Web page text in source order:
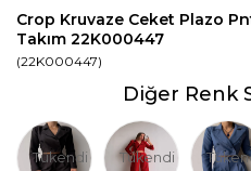
Crop Kruvaze Ceket Plazo
Takım 22K000447
(22K000447)
Diğer Renk
Tükendi Tükendi